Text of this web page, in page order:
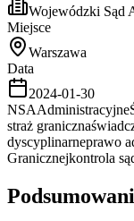
Wojewódzki Sąd
Miejsce
Warszawa
Data
2024-01-30
NSAAdministracyjne
straż graniczna
dyscyplinarneprawo
Granicznejkontrola